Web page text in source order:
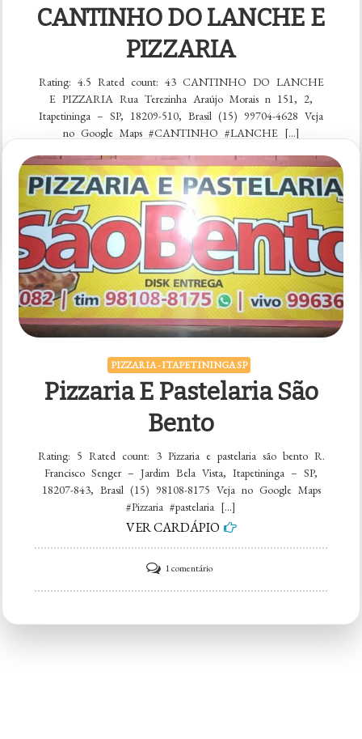
CANTINHO DO LANCHE E
PIZZARIA
Rating: 4.5 Rated count: 43 CANTINHO DO LANCHE
E PIZZARIA Rua Terezinha Araújo Morais n 151, 2,
Itapetininga – SP, 18209-510, Brasil (15) 99704-4628 Veja
no Google Maps #CANTINHO #LANCHE […]
VER CARDÁPIO
5 comentáriosem
CANTINHO
DO
LANCHE
E
PIZZARIA
PIZZARIA - ITAPETININGA SP
Pizzaria E Pastelaria São
Bento
Rating: 5 Rated count: 3 Pizzaria e pastelaria são bento R.
Francisco Senger – Jardim Bela Vista, Itapetininga – SP,
18207-843, Brasil (15) 98108-8175 Veja no Google Maps
#Pizzaria #pastelaria […]
VER CARDÁPIO
1 comentárioem
Pizzaria